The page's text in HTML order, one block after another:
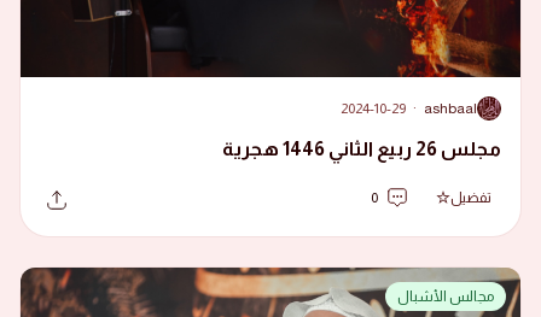
A
ashbaal
·
2024-10-29
مجلس 26 ربيع الثاني 1446 هجرية
تفضيل 0
مجالس الأشبال